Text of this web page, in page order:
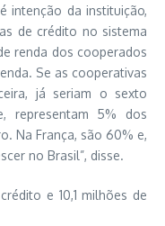
intenção da instituição,
de crédito no sistema
renda dos cooperados
Se as cooperativas
já seriam o sexto
representam 5% dos
Na França, são 60% e,
no Brasil”, disse.
e 10,1 milhões de